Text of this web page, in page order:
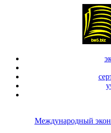
Международный